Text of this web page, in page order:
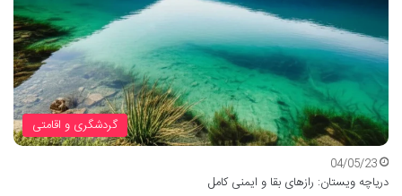
گردشگری و اقامتی
04/05/23
دریاچه ویستان: رازهای بقا و ایمنی کامل